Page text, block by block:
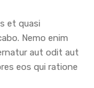
et quasi
Nemo enim
aut odit aut
eos qui ratione